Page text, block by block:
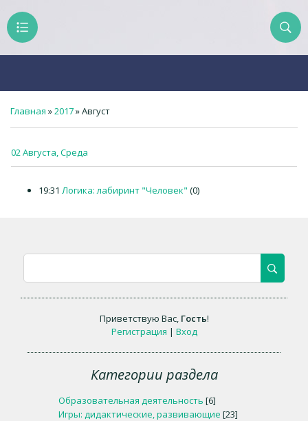
Главная »2017»Август
02 Августа, Среда
19:31 Логика: лабиринт "Человек" (0)
Приветствую Вас, Гость!
Регистрация | Вход
Категории раздела
Образовательная деятельность [6]
Игры: дидактические, развивающие [23]